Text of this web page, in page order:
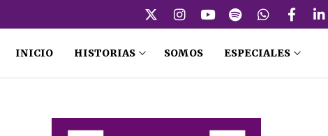
INICIO HISTORIAS SOMOS ESPECIALES